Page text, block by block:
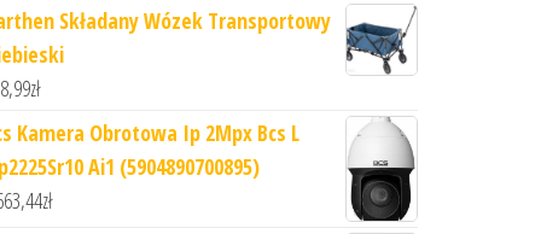
Składany Wózek Transportowy
zł
Kamera Obrotowa Ip 2Mpx Bcs L
Ai1 (5904890700895)
zł